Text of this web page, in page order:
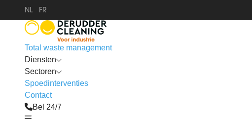
NL FR
Total waste management
Diensten
Sectoren
Spoedinterventies
Contact
Bel 24/7